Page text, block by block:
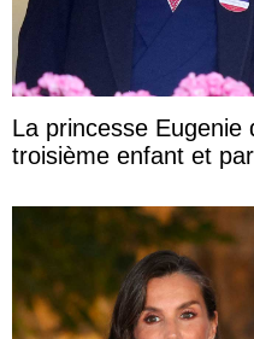
La princesse Eugenie
troisième enfant et